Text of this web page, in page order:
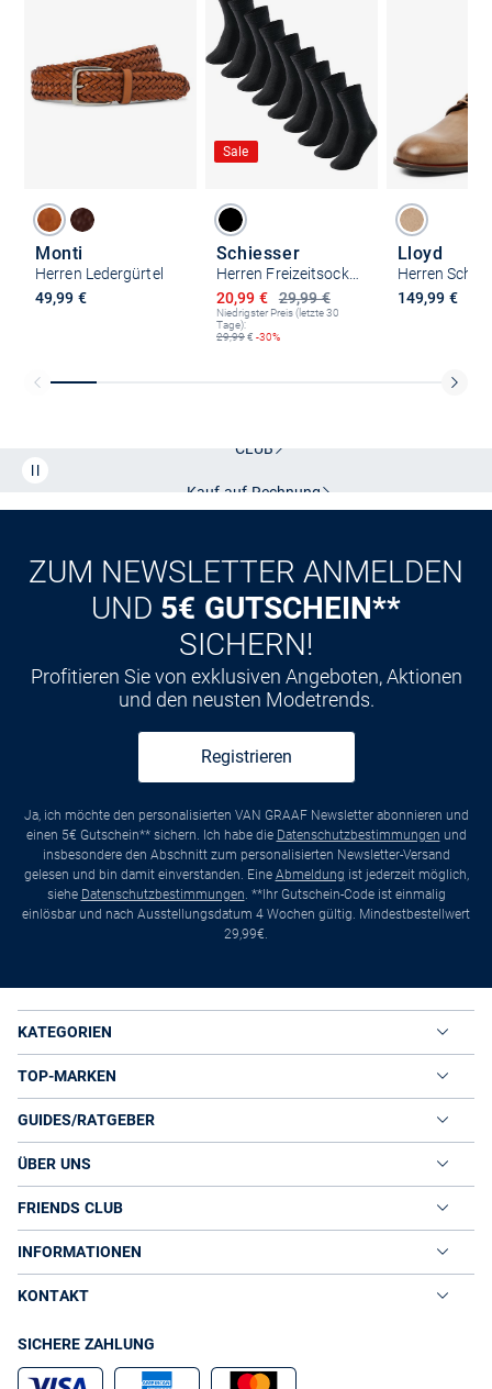
Monti
Herren Ledergürtel
49,99 €
Sale
Schiesser
Herren Freizeitsocken - Uncover
29,99 €
Ermäßigter Preis
20,99 €
Niedrigster Preis (letzte 30
Tage):
29,99€ -30%
Lloyd
149,99 €
CLUB
ZUM NEWSLETTER ANMELDEN
UND 5€ GUTSCHEIN**
SICHERN!
Profitieren Sie von exklusiven Angeboten, Aktionen
und den neusten Modetrends.
Registrieren
Ja, ich möchte den personalisierten VAN GRAAF Newsletter abonnieren und
einen 5€ Gutschein** sichern. Ich habe die Datenschutzbestimmungen und
insbesondere den Abschnitt zum personalisierten Newsletter-Versand
gelesen und bin damit einverstanden. Eine Abmeldung ist jederzeit möglich,
siehe Datenschutzbestimmungen. **Ihr Gutschein-Code ist einmalig
einlösbar und nach Ausstellungsdatum 4 Wochen gültig. Mindestbestellwert
29,99€.
KATEGORIEN
TOP-MARKEN
GUIDES/RATGEBER
ÜBER UNS
FRIENDS CLUB
INFORMATIONEN
KONTAKT
SICHERE ZAHLUNG